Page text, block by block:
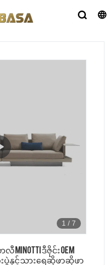
1 / 7
ဒီဇိုင်း OEM
ပွဲနှင့် သားရေဆိုဖာဆိုဖာ